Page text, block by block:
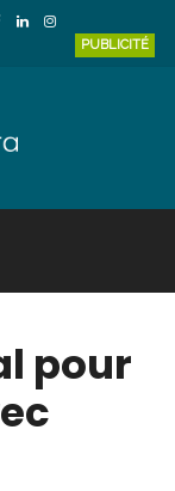
PUBLICITÉ
pour